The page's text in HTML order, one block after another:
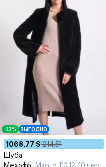
-12% ВЫГОДНО
1068.77 $1214.51
Шуба
Мехофф Марго 110.12-10 черный